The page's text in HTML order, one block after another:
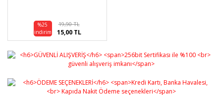
%25
indirim
19,90 TL
15,00 TL